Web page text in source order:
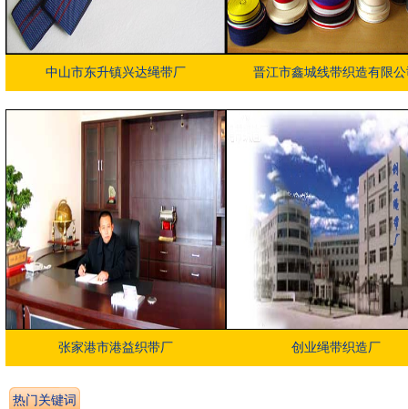
中山市东升镇兴达绳带厂 晋江市鑫城线带织造有限
张家港市港益织带厂 创业绳带织造厂
热门关键词